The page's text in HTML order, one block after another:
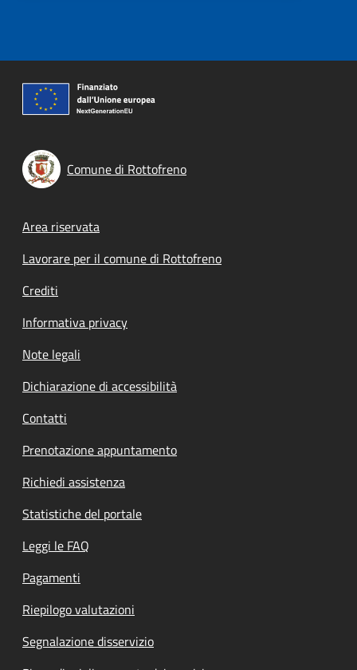
Comune di Rottofreno
Footer menu
Area riservata
Lavorare per il comune di Rottofreno
Crediti
Informativa privacy
Note legali
Dichiarazione di accessibilità
Contatti
Prenotazione appuntamento
Richiedi assistenza
Statistiche del portale
Leggi le FAQ
Pagamenti
Riepilogo valutazioni
Segnalazione disservizio